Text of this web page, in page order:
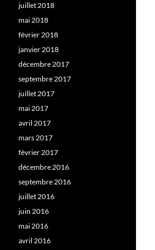
juillet 2018
mai 2018
février 2018
janvier 2018
décembre 2017
septembre 2017
juillet 2017
mai 2017
avril 2017
mars 2017
février 2017
décembre 2016
septembre 2016
juillet 2016
juin 2016
mai 2016
avril 2016